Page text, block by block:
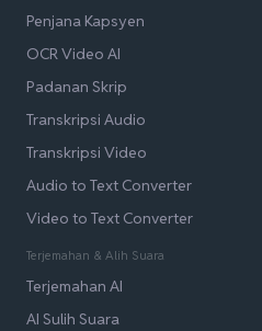
Penjana Kapsyen
OCR Video AI
Padanan Skrip
Transkripsi Audio
Transkripsi Video
Audio to Text Converter
Video to Text Converter
Terjemahan & Alih Suara
Terjemahan AI
AI Sulih Suara